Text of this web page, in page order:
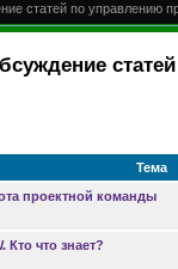
статей по управлению
Тема
проектной команды
Кто что знает?